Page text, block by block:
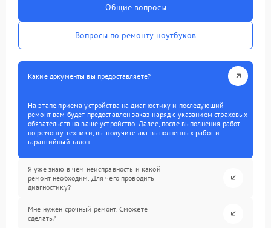
Общие вопросы
Вопросы по ремонту ноутбуков
Какие документы вы предоставляете?
На этапе приема устройства на диагностику и последующий
ремонт вам будет предоставлен заказ-наряд с указанием страховых
обязательств на ваше устройство. Далее, после выполнения работ
по ремонту техники, вы получите акт выполненных работ и
гарантийный талон.
Я уже знаю в чем неисправность и какой
ремонт необходим. Для чего проводить
диагностику?
Мне нужен срочный ремонт. Сможете
сделать?